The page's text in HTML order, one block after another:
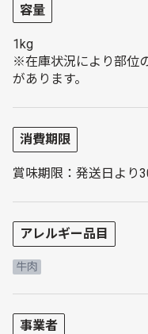
容量
1kg
※在庫状況により部位
があります。
消費期限
賞味期限：発送日より
アレルギー品目
牛肉
事業者